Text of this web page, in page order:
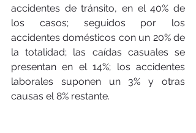
accidentes de tránsito, en el 40% de
los casos; seguidos por los
accidentes domésticos con un 20% de
la totalidad; las caídas casuales se
presentan en el 14%; los accidentes
laborales suponen un 3% y otras
causas el 8% restante.